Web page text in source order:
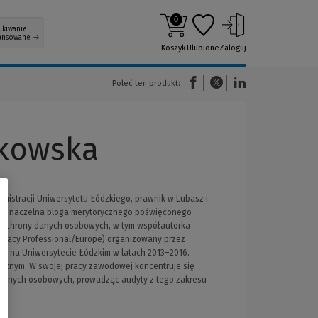
0
KoszykUlubioneZaloguj
Poleć ten produkt:
(Nowe okno)(Link do innej strony)
Uniwersytetu Łódzkiego, prawnik w Lubasz i
naczelna bloga merytorycznego poświęconego
danych osobowych, w tym współautorka
Professional/Europe) organizowany przez
na Uniwersytecie Łódzkim w latach 2013–2016.
W swojej pracy zawodowej koncentruje się
osobowych, prowadząc audyty z tego zakresu